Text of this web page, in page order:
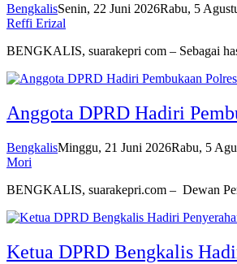
BengkalisSenin, 22 Juni 2026Rabu, 5
Reffi Erizal
BENGKALIS, suarakepri com – Sebagai
Anggota DPRD Hadiri
BengkalisMinggu, 21 Juni 2026Rabu, 5
Mori
BENGKALIS, suarakepri.com – Dewan
Ketua DPRD Bengkalis